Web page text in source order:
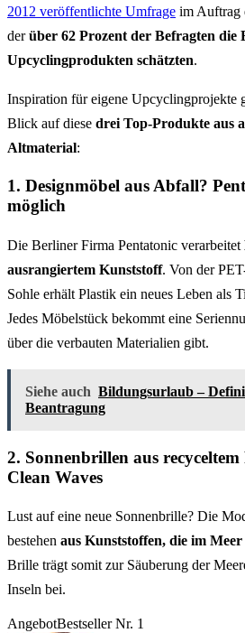
2012 veröffentlichte Umfrage im Auftrag
derüber 62 Prozent der Befragten die
Upcyclingprodukten schätzten.
Inspiration für eigene Upcyclingprojekte
Blick auf diese drei Top-Produkte aus
Altmaterial:
1. Designmöbel aus Abfall?
möglich
Die Berliner Firma Pentatonic verarbeitet
ausrangiertem Kunststoff. Von der
Sohle erhält Plastik ein neues Leben als
Jedes Möbelstück bekommt eine
über die verbauten Materialien gibt.
Siehe auch Bildungsurlaub –
Beantragung
2. Sonnenbrillen aus
Clean Waves
Lust auf eine neue Sonnenbrille? Die
bestehen aus Kunststoffen, die im
Brille trägt somit zur Säuberung der
Inseln bei.
AngebotBestseller Nr. 1